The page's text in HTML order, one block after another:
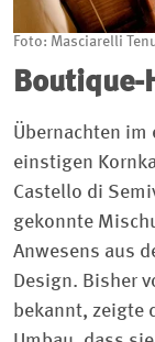
Foto: Masciarelli
Boutique-
Übernachten
einstigen
Castello di
gekonnte
Anwesens aus
Design. Bisher
bekannt, zeigte